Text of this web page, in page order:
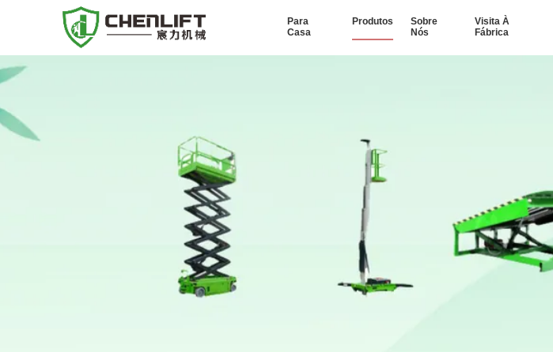
Para
Casa
Produtos
Sobre
Nós
Visita À
Fábrica